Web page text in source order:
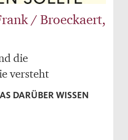
/ Broeckaert,
die
versteht
DARÜBER WISSEN